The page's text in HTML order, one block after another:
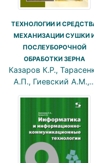
ТЕХНОЛОГИИ И
МЕХАНИЗАЦИИ СУШКИ
ПОСЛЕУБОРОЧНОЙ
ОБРАБОТКИ ЗЕРНА
Казаров К.Р.,
А.П., Гиевский